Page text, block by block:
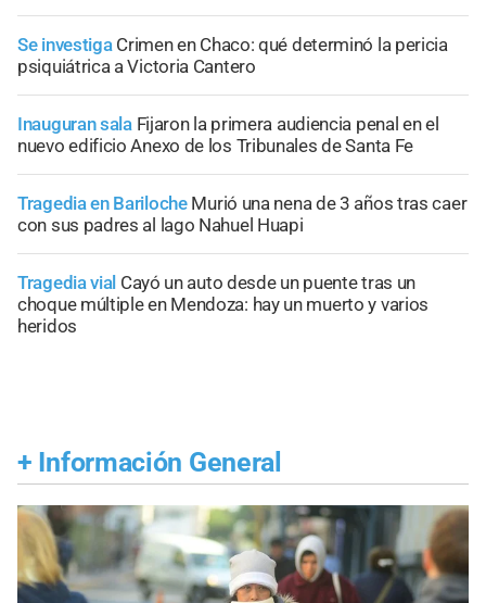
Se investiga Crimen en Chaco: qué determinó la pericia
psiquiátrica a Victoria Cantero
Inauguran sala Fijaron la primera audiencia penal en el
nuevo edificio Anexo de los Tribunales de Santa Fe
Tragedia en Bariloche Murió una nena de 3 años tras caer
con sus padres al lago Nahuel Huapi
Tragedia vial Cayó un auto desde un puente tras un
choque múltiple en Mendoza: hay un muerto y varios
heridos
+ Información General